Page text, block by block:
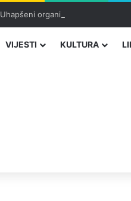
Uhapšeni organizatori
VIJESTI KULTURA